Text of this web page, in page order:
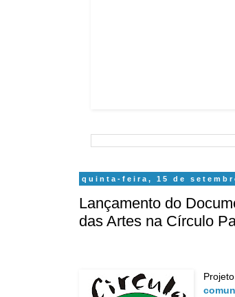
quinta-feira, 15 de
Lançamento do
das Artes na Círculo